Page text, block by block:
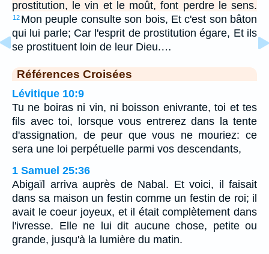
prostitution, le vin et le moût, font perdre le sens.
12 Mon peuple consulte son bois, Et c'est son bâton
qui lui parle; Car l'esprit de prostitution égare, Et ils
se prostituent loin de leur Dieu.…
Références Croisées
Lévitique 10:9
Tu ne boiras ni vin, ni boisson enivrante, toi et tes
fils avec toi, lorsque vous entrerez dans la tente
d'assignation, de peur que vous ne mouriez: ce
sera une loi perpétuelle parmi vos descendants,
1 Samuel 25:36
Abigaïl arriva auprès de Nabal. Et voici, il faisait
dans sa maison un festin comme un festin de roi; il
avait le coeur joyeux, et il était complètement dans
l'ivresse. Elle ne lui dit aucune chose, petite ou
grande, jusqu'à la lumière du matin.